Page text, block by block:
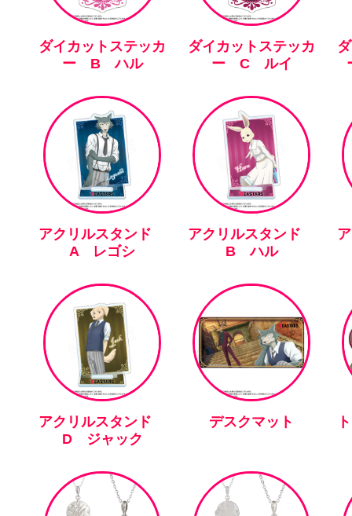
ダイカットステッカ
ー B ハル
ダイカットステッカ
ー C ルイ
アクリルスタンド
A レゴシ
アクリルスタンド
B ハル
アクリルスタンド
D ジャック
デスクマット